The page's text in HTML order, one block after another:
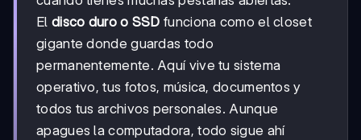
El disco duro o SSD funciona como el closet
gigante donde guardas todo
permanentemente. Aquí vive tu sistema
operativo, tus fotos, música, documentos y
todos tus archivos personales. Aunque
apagues la computadora, todo sigue ahí